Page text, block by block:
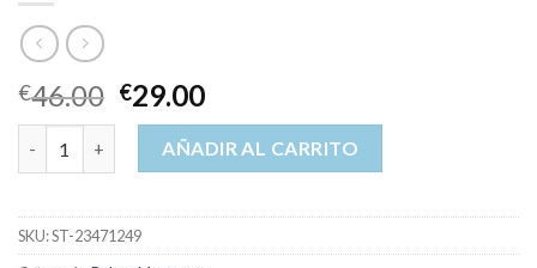
€46.00 €29.00
bolsos marrones cantidadAÑADIR AL CARRITO
SKU:ST-23471249